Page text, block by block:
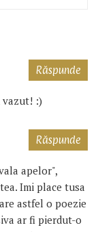
vazut! :)
Răspunde
apelor",
Imi place tusa
astfel o poezie
ar fi pierdut-o
Răspunde